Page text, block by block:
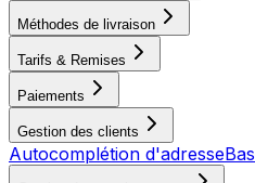
Méthodes de livraison
Tarifs & Remises
Paiements
Gestion des clients
Autocomplétion d'adresse